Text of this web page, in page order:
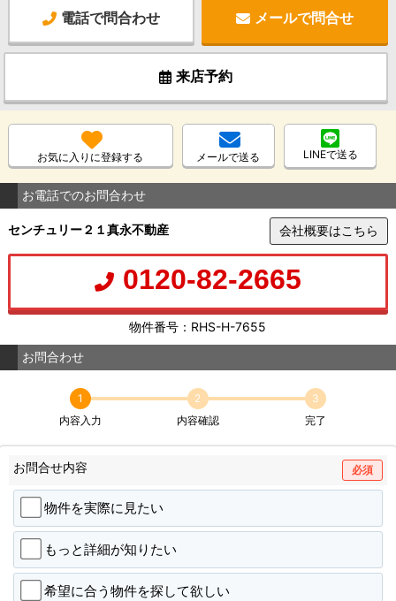
電話で問合わせ メールで問合せ
来店予約
お気に入りに登録する メールで送る LINEで送る
お電話でのお問合わせ
センチュリー２１真永不動産 会社概要はこちら
0120-82-2665
物件番号：RHS-H-7655
お問合わせ
1
内容入力
2
内容確認
3
完了
お問合せ内容 必須
物件を実際に見たい
もっと詳細が知りたい
希望に合う物件を探して欲しい